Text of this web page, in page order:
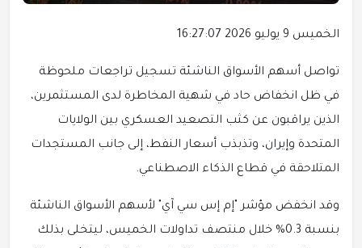
الخميس 9 يوليو 2026 16:27:07
تواصل أسهم الأسواق الناشئة تسجيل تراجعات ملحوظة
في ظل انخفاض حاد في شهية المخاطرة لدى المستثمرين،
الذين يراقبون عن كثب التصعيد العسكري بين الولايات
المتحدة وإيران، وتذبذب أسعار النفط، إلى جانب المستجدات
المتلاحقة في قطاع الذكاء الاصطناعي.
وقد انخفض مؤشر "إم إس سي آي" لأسهم الأسواق الناشئة
بنسبة 0.3% خلال منتصف تداولات الخميس، ليتخلى بذلك